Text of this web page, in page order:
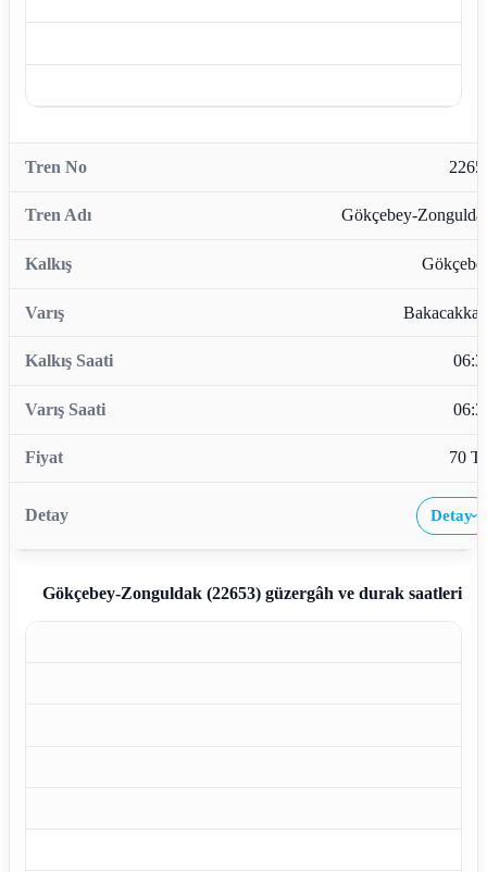
Gökçebey-
70
Detay›
Gökçebey-Zonguldak (22653)güzergâh ve durak saatleri